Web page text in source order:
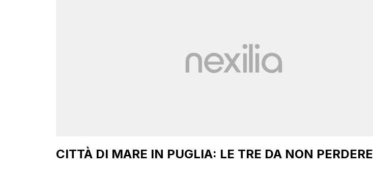
CITTÀ DI MARE IN PUGLIA: LE TRE DA NON PERDERE